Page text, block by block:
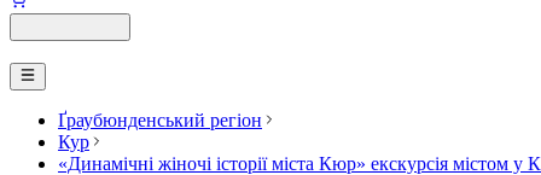
Ґраубюнденський регіон
Кур
«Динамічні жіночі історії міста Кюр» екскурсія містом у